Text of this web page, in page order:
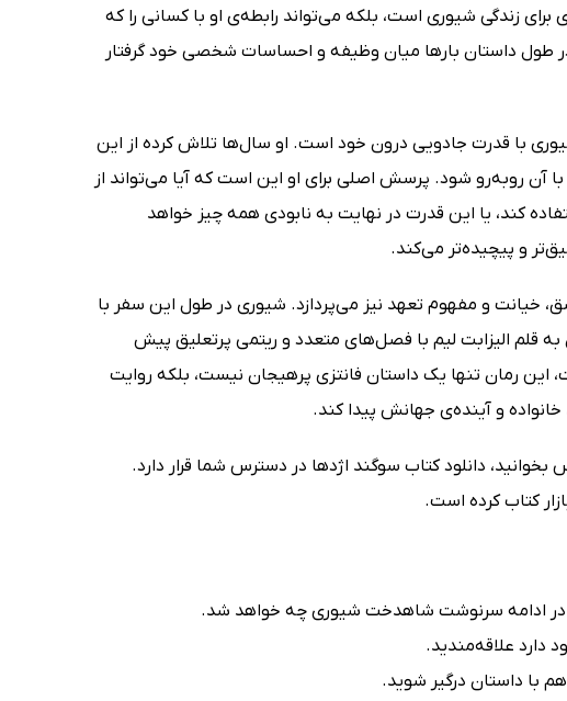
برای زندگی شیوری است، بلکه می‌تواند رابطه‌ی او با کسانی را که
داستان بارها میان وظیفه و احساسات شخصی خود گرفتار
با قدرت جادویی درون خود است. او سال‌ها تلاش کرده از این
آن روبه‌رو شود. پرسش اصلی برای او این است که آیا می‌تواند از
کند، یا این قدرت در نهایت به نابودی همه چیز خواهد
و پیچیده‌تر می‌کند.
خیانت و مفهوم تعهد نیز می‌پردازد. شیوری در طول این سفر با
قلم الیزابت لیم با فصل‌های متعدد و ریتمی پرتعلیق پیش
این رمان تنها یک داستان فانتزی پرهیجان نیست، بلکه روایت
و آینده‌ی جهانش پیدا کند.
دانلود کتاب سوگند اژدها در دسترس شما قرار دارد.
کتاب کرده است.
در ادامه سرنوشت شاهدخت شیوری چه خواهد شد.
دارد علاقه‌مندید.
با داستان درگیر شوید.